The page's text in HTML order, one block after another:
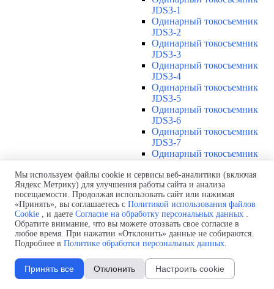
JDS3-1
Одинарный токосъемник
JDS3-2
Одинарный токосъемник
JDS3-3
Одинарный токосъемник
JDS3-4
Одинарный токосъемник
JDS3-5
Одинарный токосъемник
JDS3-6
Одинарный токосъемник
JDS3-7
Одинарный токосъемник
Одинарный токосъемник
JDS3-9
Одинарный токосъемник
JDS3-10
Одинарный токосъемник
JDS3-11
Одинарный токосъемник
Соединения U12
Защитная оболочка для
Мы используем файлы cookie и сервисы веб-аналитики (включая
Яндекс.Метрику) для улучшения работы сайта и анализа
посещаемости. Продолжая использовать сайт или нажимая
«Принять», вы соглашаетесь с Политикой использования файлов
Cookie , и даете Согласие на обработку персональных данных .
Обратите внимание, что вы можете отозвать свое согласие в
любое время. При нажатии «Отклонить» данные не собираются.
Подробнее в Политике обработки персональных данных.
Принять все Отклонить Настроить cookie